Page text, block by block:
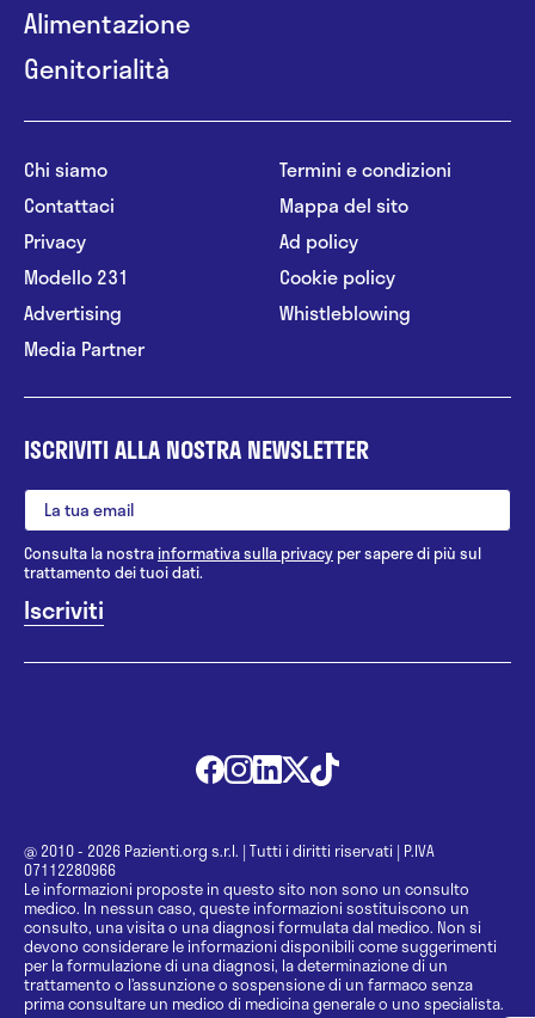
Alimentazione
Genitorialità
Chi siamo
Contattaci
Privacy
Modello 231
Advertising
Media Partner
Termini e condizioni
Mappa del sito
Ad policy
Cookie policy
Whistleblowing
ISCRIVITI ALLA NOSTRA NEWSLETTER
Consulta la nostrainformativa sulla privacy per sapere di più sul
trattamento dei tuoi dati.
@ 2010 - 2026 Pazienti.org s.r.l. | Tutti i diritti riservati | P.IVA
07112280966
Le informazioni proposte in questo sito non sono un consulto
medico. In nessun caso, queste informazioni sostituiscono un
consulto, una visita o una diagnosi formulata dal medico. Non si
devono considerare le informazioni disponibili come suggerimenti
per la formulazione di una diagnosi, la determinazione di un
trattamento o l’assunzione o sospensione di un farmaco senza
prima consultare un medico di medicina generale o uno specialista.